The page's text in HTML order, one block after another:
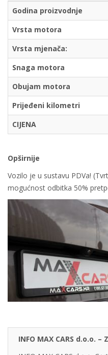
Godina proizvodnje
Vrsta motora
Vrsta mjenača:
Snaga motora
Obujam motora
Prijeđeni kilometri
CIJENA
Opširnije
Vozilo je u sustavu PDVa!
mogućnost odbitka 50%
INFO MAX CARS d.o.o. –